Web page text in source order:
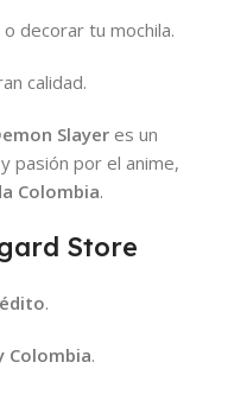
decorar tu mochila.
calidad.
Slayer es un
pasión por el anime,
Colombia.
Store
.
Colombia.